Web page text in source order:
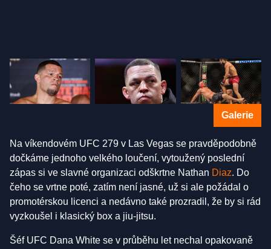
Galerie
Na víkendovém UFC 279 v Las Vegas se pravděpodobně
dočkáme jednoho velkého loučení, vytoužený poslední
zápas si ve slavné organizaci odškrtne Nathan Diaz. Do
čeho se vrtne poté, zatím není jasné, už si ale požádal o
promotérskou licenci a nedávno také prozradil, že by si rád
vyzkoušel i klasický box a jiu-jitsu.
Šéf UFC Dana White se v průběhu let nechal opakovaně